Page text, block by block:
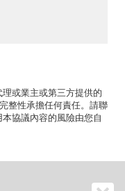
或業主或第三方提供的
整性承擔任何責任。請聯
協議內容的風險由您自